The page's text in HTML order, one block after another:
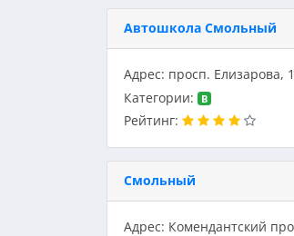
Автошкола Смольный
Адрес: просп. Елизарова,
Категории:
B
Рейтинг:
Смольный
Адрес: Комендантский